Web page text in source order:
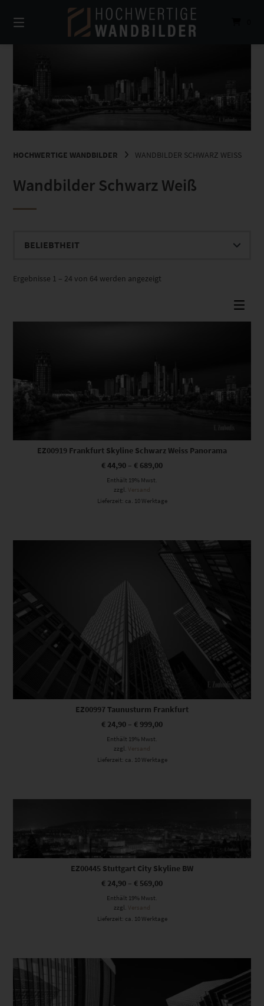
zum
Inhalt
HOCHWERTIGE WANDBILDER WANDBILDER SCHWARZ WEISS
Wandbilder Schwarz Weiß
Ergebnisse 1 – 24 von 64 werden angezeigt
Dieses Produkt weist mehrere Varianten auf. Die Optionen können auf der Produktseite gewählt werden
EZ00919 Frankfurt Skyline Schwarz Weiss Panorama
€44,90 – € 689,00
Enthält 19% Mwst.
zzgl. Versand
Lieferzeit: ca. 10 Werktage
Dieses Produkt weist mehrere Varianten auf. Die Optionen können auf der Produktseite gewählt werden
EZ00997 Taunusturm Frankfurt
€ 24,90 – € 999,00
Enthält 19% Mwst.
zzgl.
Versand
Lieferzeit: ca. 10 Werktage
Dieses Produkt weist mehrere Varianten auf. Die Optionen können auf der Produktseite gewählt werden
EZ00445 Stuttgart City Skyline BW
€ 24,90 – € 569,00
Enthält 19% Mwst.
zzgl. Versand
Lieferzeit: ca. 10 Werktage
Dieses Produkt weist mehrere Varianten auf. Die Optionen können auf der Produktseite gewählt werden